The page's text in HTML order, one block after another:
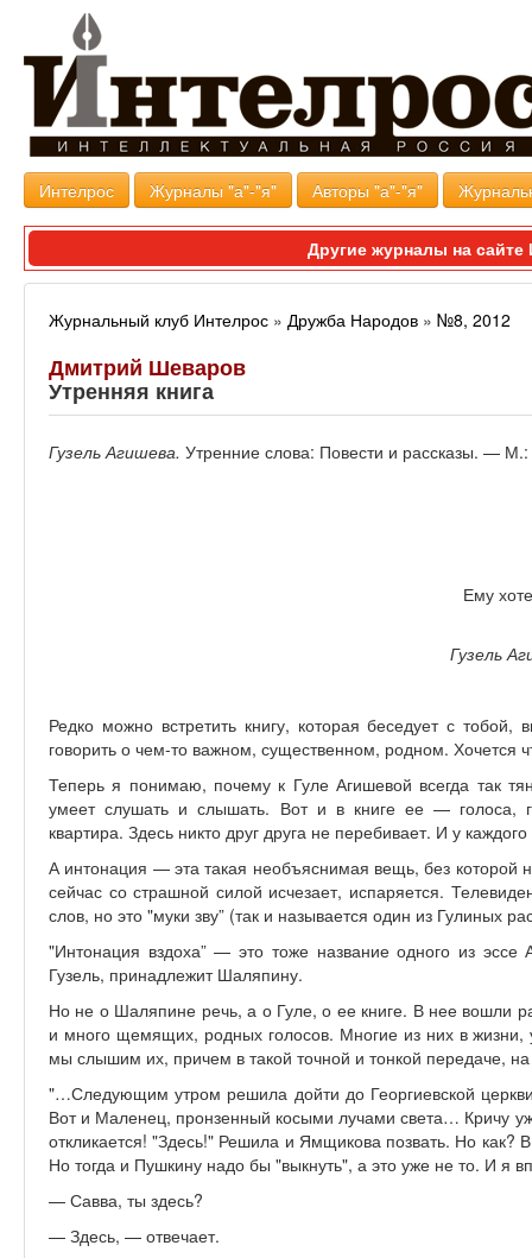
Интелрос Журналы "а"-"я" Авторы "а"-"я"
Другие журналы на
Журнальный клуб Интелрос » Дружба Народов » №8, 2012
Дмитрий Шеваров
Утренняя книга
Гузель Агишева. Утренние слова: Повести и рассказы. —
Ему
Гузель
Редко можно встретить книгу, которая беседует с
говорить о чем-то важном, существенном, родном. Хочется
Теперь я понимаю, почему к Гуле Агишевой всегда так
умеет слушать и слышать. Вот и в книге ее — голоса,
квартира. Здесь никто друг друга не перебивает. И у
А интонация — эта такая необъяснимая вещь, без которой
сейчас со страшной силой исчезает, испаряется.
слов, но это "муки зву” (так и называется один из Гулиных
"Интонация вздоха” — это тоже название одного из эссе
Гузель, принадлежит Шаляпину.
Но не о Шаляпине речь, а о Гуле, о ее книге. В нее вошли
и много щемящих, родных голосов. Многие из них в жизни,
мы слышим их, причем в такой точной и тонкой передаче,
"…Следующим утром решила дойти до Георгиевской
Вот и Маленец, пронзенный косыми лучами света… Кричу
откликается! "Здесь!" Решила и Ямщикова позвать. Но
Но тогда и Пушкину надо бы "выкнуть", а это уже не то. И я
— Савва, ты здесь?
— Здесь, — отвечает.